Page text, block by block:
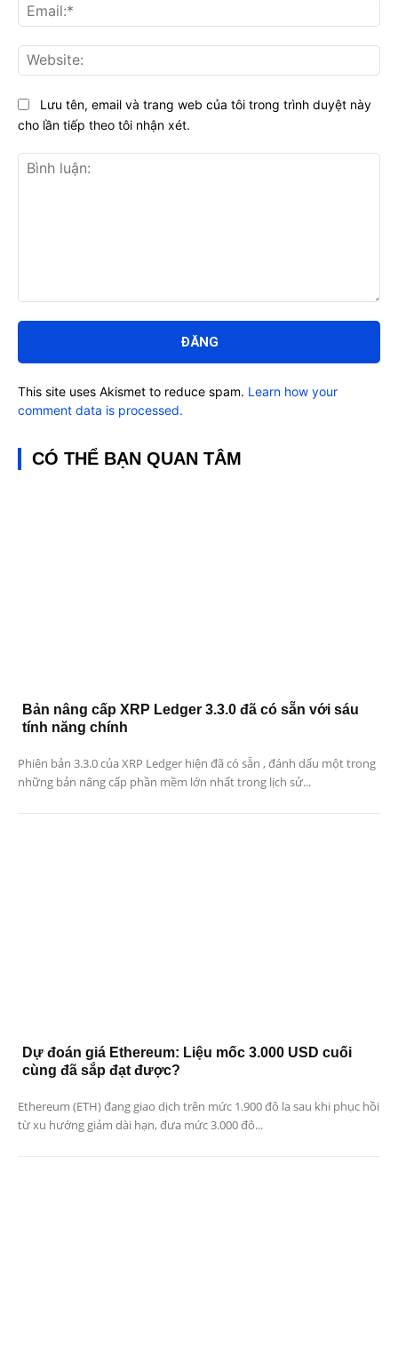
luận:
Lưu tên, email và trang web của tôi trong trình duyệt này
cho lần tiếp theo tôi nhận xét.
This site uses Akismet to reduce spam. Learn how your
comment data is processed.
CÓ THỂ BẠN QUAN TÂM
Bản nâng cấp XRP Ledger 3.3.0 đã có sẵn với sáu
tính năng chính
Phiên bản 3.3.0 của XRP Ledger hiện đã có sẵn , đánh dấu một trong
những bản nâng cấp phần mềm lớn nhất trong lịch sử...
Dự đoán giá Ethereum: Liệu mốc 3.000 USD cuối
cùng đã sắp đạt được?
Ethereum (ETH) đang giao dịch trên mức 1.900 đô la sau khi phục hồi
từ xu hướng giảm dài hạn, đưa mức 3.000 đô...